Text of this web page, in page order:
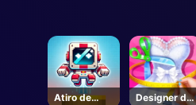
Atiro de
Designer de